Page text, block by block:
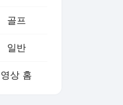
골프
일반
영상 홈